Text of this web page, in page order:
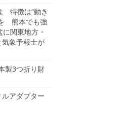
特徴は“動き
熊本でも強
関東地方・
象予報士が
製3つ折り財
ルアダプター